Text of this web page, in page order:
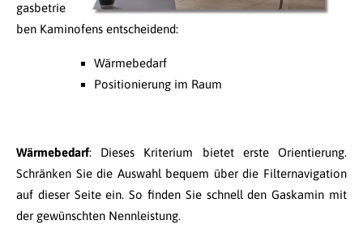
gasbetrie
ben Kaminofens entscheidend:
Wärmebedarf
Positionierung im Raum
Wärmebedarf: Dieses Kriterium bietet erste Orientierung.
Schränken Sie die Auswahl bequem über die Filternavigation
auf dieser Seite ein. So finden Sie schnell den Gaskamin mit
der gewünschten Nennleistung.